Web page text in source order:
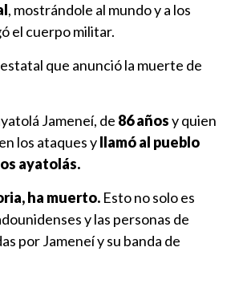
, mostrándole al mundo y a los
el cuerpo militar.
que anunció la muerte de
Jameneí, de 86 añosy quien
los ataques yllamó al pueblo
ayatolás.
ha muerto. Esto no solo es
y las personas de
por Jameneí y su banda de